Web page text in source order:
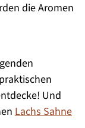
die Aromen
Und
Lachs Sahne